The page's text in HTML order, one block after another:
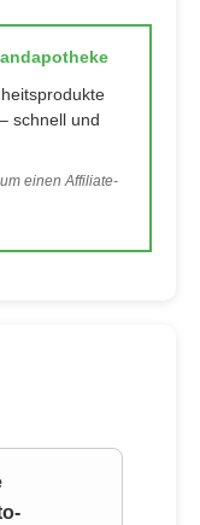
schnell und
einen Affiliate-